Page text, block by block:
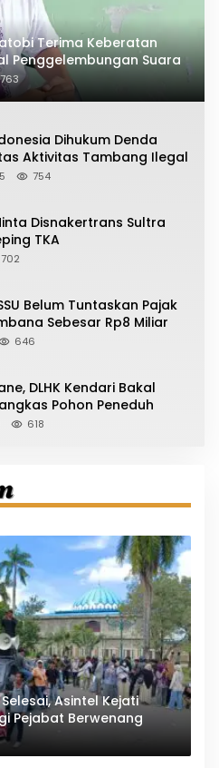
Terima Keberatan
Penggelembungan Suara
763
Dihukum Denda
Aktivitas Tambang Ilegal
754
Disnakertrans Sultra
TKA
702
Belum Tuntaskan Pajak
Sebesar Rp8 Miliar
646
DLHK Kendari Bakal
Pohon Peneduh
618
Asintel Kejati
Pejabat Berwenang